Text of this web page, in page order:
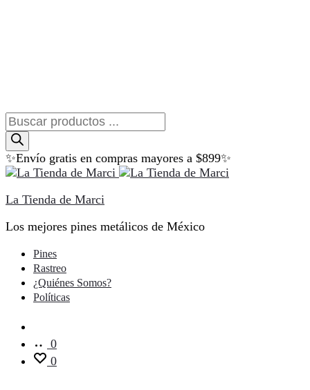
Búsqueda
de
productos
✨Envío gratis en compras mayores a $899✨
La Tienda de Marci
Los mejores pines metálicos de México
Pines
Rastreo
¿Quiénes Somos?
Políticas
0
0